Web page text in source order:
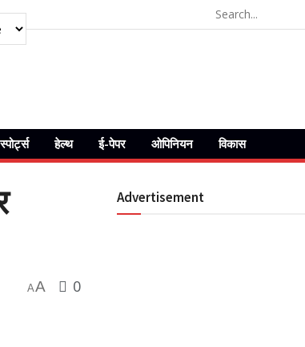
स्पोर्ट्स हेल्थ ई-पेपर ओपिनियन विकास
AA 0
Advertisement